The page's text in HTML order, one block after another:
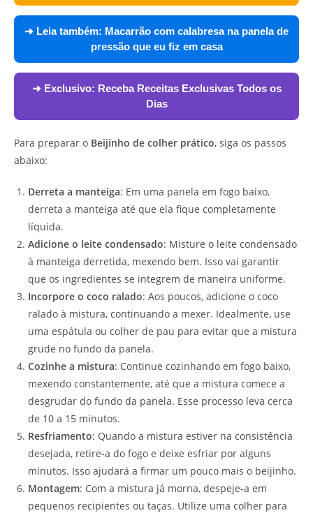
➜ Leia também: Macarrão com calabresa na panela de
pressão que eu fiz em casa
➜ Exclusivo: Receba Receitas Exclusivas Todos os
Dias
Para preparar o Beijinho de colher prático, siga os passos
abaixo:
Derreta a manteiga: Em uma panela em fogo baixo,
derreta a manteiga até que ela fique completamente
líquida.
Adicione o leite condensado: Misture o leite condensado
à manteiga derretida, mexendo bem. Isso vai garantir
que os ingredientes se integrem de maneira uniforme.
Incorpore o coco ralado: Aos poucos, adicione o coco
ralado à mistura, continuando a mexer. Idealmente, use
uma espátula ou colher de pau para evitar que a mistura
grude no fundo da panela.
Cozinhe a mistura: Continue cozinhando em fogo baixo,
mexendo constantemente, até que a mistura comece a
desgrudar do fundo da panela. Esse processo leva cerca
de 10 a 15 minutos.
Resfriamento: Quando a mistura estiver na consistência
desejada, retire-a do fogo e deixe esfriar por alguns
minutos. Isso ajudará a firmar um pouco mais o beijinho.
Montagem: Com a mistura já morna, despeje-a em
pequenos recipientes ou taças. Utilize uma colher para